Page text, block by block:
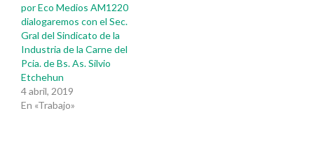
por Eco Medios AM1220
dialogaremos con el Sec.
Gral del Sindicato de la
Industria de la Carne del
Pcia. de Bs. As. Silvio
Etchehun
4 abril, 2019
En «Trabajo»